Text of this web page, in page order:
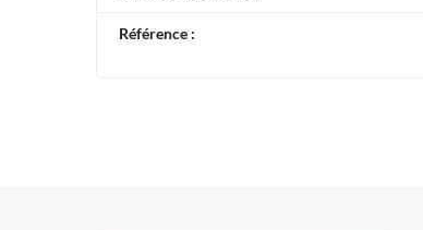
Référence :